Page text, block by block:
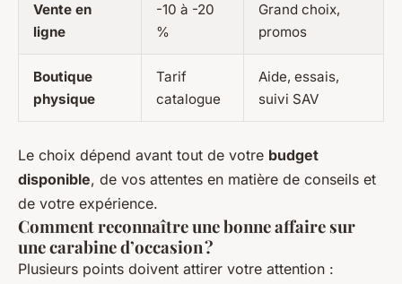
Vente en
ligne
-10 à -20
%
Grand choix,
promos
Boutique
physique
Tarif
catalogue
Aide, essais,
suivi SAV
Le choix dépend avant tout de votre budget
disponible, de vos attentes en matière de conseils et
de votre expérience.
Comment reconnaître une bonne affaire sur
une carabine d’occasion ?
Plusieurs points doivent attirer votre attention :